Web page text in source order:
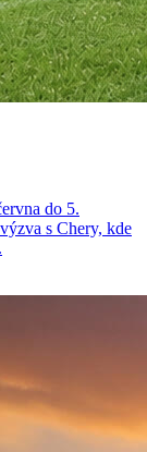
do 5.
s Chery, kde